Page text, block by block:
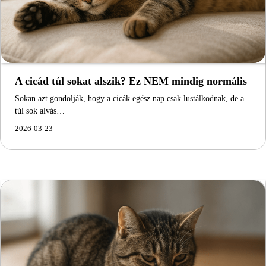
A cicád túl sokat alszik? Ez NEM mindig normális
Sokan azt gondolják, hogy a cicák egész nap csak lustálkodnak, de a
túl sok alvás…
2026-03-23